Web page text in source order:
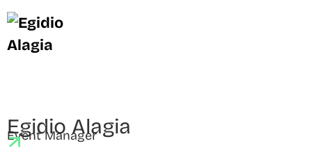
Egidio Alagia
Event Manager